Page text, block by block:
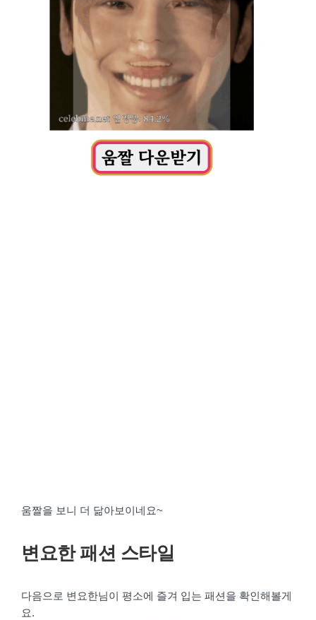
움짤을 보니 더 닮아보이네요~
변요한 패션 스타일
다음으로 변요한님이 평소에 즐겨 입는 패션을 확인해볼게
요.